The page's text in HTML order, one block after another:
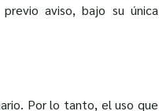
aviso, bajo su única
Por lo tanto, el uso que